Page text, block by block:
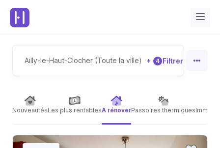
Ailly-le-Haut-Clocher (Toute la ville) + 4 Filtrer
NouveautésLes plus rentablesA rénoverPassoires thermiques